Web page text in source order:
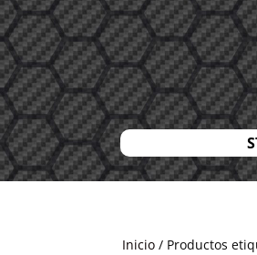
Inicio / Productos